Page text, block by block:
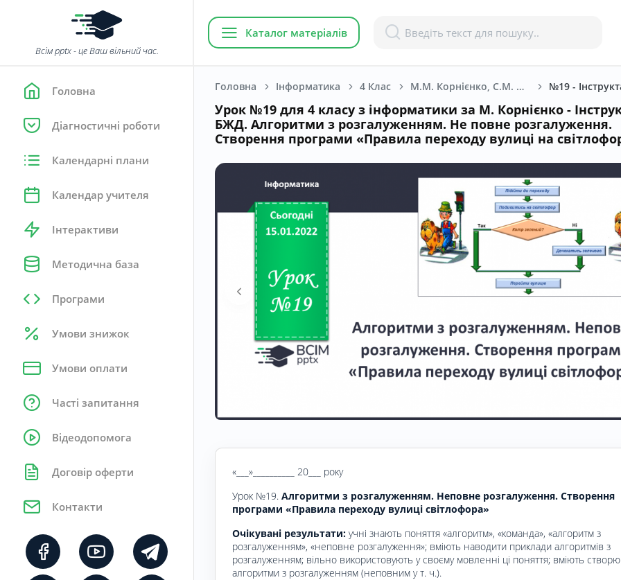
Всім pptx - це Ваш вільний час.
Головна
Діагностичні роботи
Календарні плани
Календар учителя
Інтерактиви
Методична база
Програми
Умови знижок
Умови оплати
Часті запитання
Відеодопомога
Договір оферти
Контакти
Каталог матеріалів
Головна Інформатика 4 Клас М.М. Корнієнко, С.М. Крамаровська, І.Т. Зарецька. Інформатика. 4 клас. [2021-2025] №19 -
Урок №19 для 4 класу з інформатики за М. Корнієнко -
БЖД. Алгоритми з розгалуженням. Не повне розгалуження.
Створення програми «Правила переходу вулиці на
«___»__________ 20___ року
Урок №19. Алгоритми з розгалуженням. Неповне розгалуження. Створення
програми «Правила переходу вулиці світлофора»
Очікувані результати: учні знають поняття «алгоритм», «команда», «алгоритм з
розгалуженням», «неповне розгалуження»; вміють наводити приклади алгоритмів з
розгалуженням; вільно використовують у своєму мовленні ці поняття; вміють
алгоритми з розгалуженням (неповним у т. ч.).